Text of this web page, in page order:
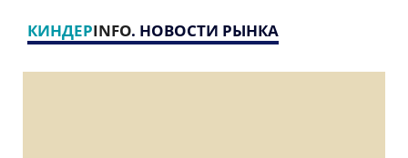
КИНДЕРINFO. НОВОСТИ РЫНКА